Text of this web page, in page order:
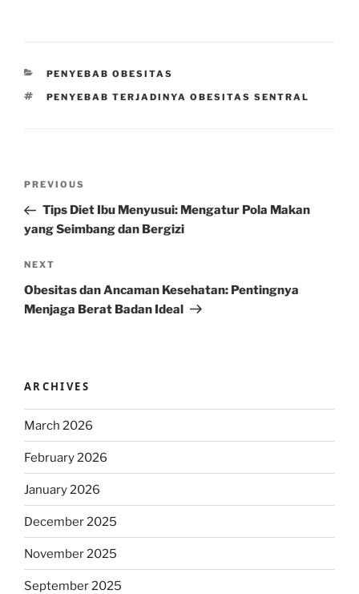
CATEGORIES
PENYEBAB OBESITAS
TAGS
PENYEBAB TERJADINYA OBESITAS SENTRAL
Previous
Post
PREVIOUS
Tips Diet Ibu Menyusui: Mengatur Pola Makan
yang Seimbang dan Bergizi
Next
Post
NEXT
Obesitas dan Ancaman Kesehatan: Pentingnya
Menjaga Berat Badan Ideal
ARCHIVES
March 2026
February 2026
January 2026
December 2025
November 2025
September 2025